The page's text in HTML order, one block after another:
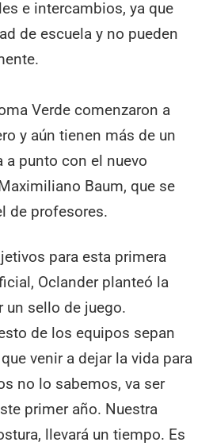
e intercambios, ya que
de escuela y no pueden
Verde comenzaron a
y aún tienen más de un
a punto con el nuevo
Baum, que se
de profesores.
para esta primera
Oclander planteó la
un sello de juego.
de los equipos sepan
venir a dejar la vida para
no lo sabemos, va ser
primer año. Nuestra
llevará un tiempo. Es